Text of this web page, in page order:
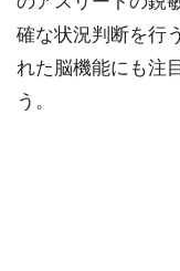
確な状況判断を行
れた脳機能にも注
う。